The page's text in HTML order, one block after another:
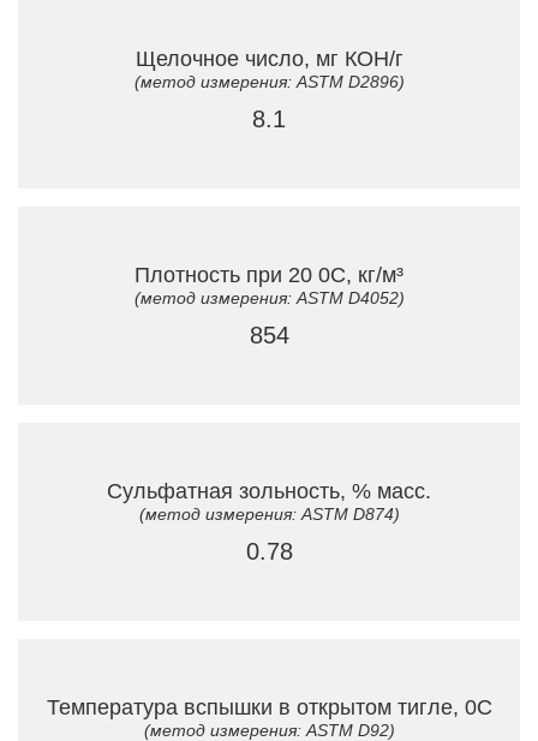
Щелочное число, мг КОН/г
(метод измерения: ASTM D2896)
8.1
Плотность при 20 0C, кг/м³
(метод измерения: ASTM D4052)
854
Сульфатная зольность, % масс.
(метод измерения: ASTM D874)
0.78
Температура вспышки в открытом тигле, 0C
(метод измерения: ASTM D92)